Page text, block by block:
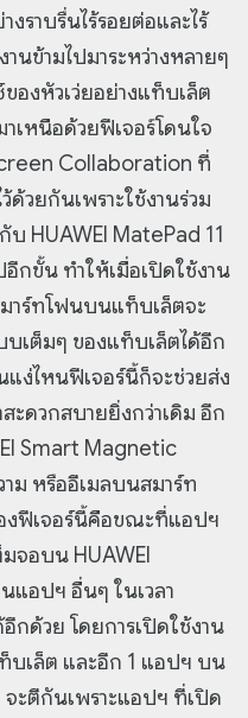
งราบรื่นไร้รอยต่อและไร้
นข้ามไปมาระหว่างหลายๆ
องหัวเว่ยอย่างแท็บเล็ต
เหนือด้วยฟีเจอร์โดนใจ
Collaboration ที่
ด้วยกันเพราะใช้งานร่วม
บ HUAWEI MatePad 11
กขั้น ทำให้เมื่อเปิดใช้งาน
าร์ทโฟนบนแท็บเล็ตจะ
เต็มๆ ของแท็บเล็ตได้อีก
แง่ไหนฟีเจอร์นี้ก็จะช่วยส่ง
ะดวกสบายยิ่งกว่าเดิม อีก
Smart Magnetic
หรืออีเมลบนสมาร์ท
งฟีเจอร์นี้คือขณะที่แอปฯ
จอบน HUAWEI
นแอปฯ อื่นๆ ในเวลา
กด้วย โดยการเปิดใช้งาน
เล็ต และอีก 1 แอปฯ บน
ะตีกันเพราะแอปฯ ที่เปิด